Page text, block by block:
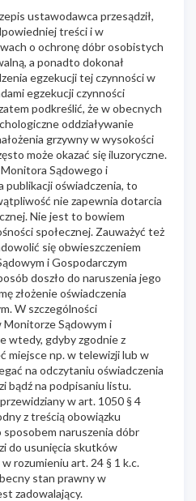
ustawodawca przesądził,
treści i w
o ochronę dóbr osobistych
a ponadto dokonał
egzekucji tej czynności w
egzekucji czynności
podkreślić, że w obecnych
oddziaływanie
grzywny w wysokości
może okazać się iluzoryczne.
Monitora Sądowego i
publikacji oświadczenia, to
nie zapewnia dotarcia
Nie jest to bowiem
społecznej. Zauważyć też
się obwieszczeniem
i Gospodarczym
doszło do naruszenia jego
złożenie oświadczenia
W szczególności
Monitorze Sądowym i
wtedy, gdyby zgodnie z
miejsce np. w telewizji lub w
na odczytaniu oświadczenia
bądź na podpisaniu listu.
w art. 1050 § 4
z treścią obowiązku
naruszenia dóbr
do usunięcia skutków
rozumieniu art. 24 § 1 k.c.
stan prawny w
zadowalający.